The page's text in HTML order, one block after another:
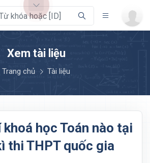
Xem tài liệu
Trang chủ Tài liệu
học Toán nào tại
thi THPT quốc gia